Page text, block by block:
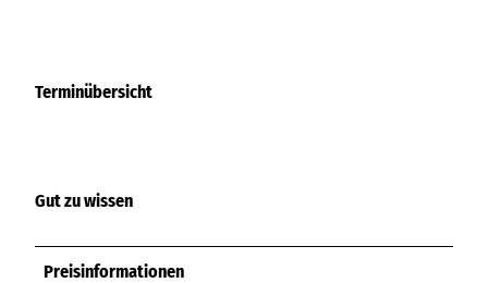
Terminübersicht
Gut zu wissen
Preisinformationen